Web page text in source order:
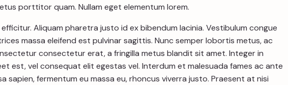
porttitor quam. Nullam eget elementum lorem.
Aliquam pharetra justo id ex bibendum lacinia. Vestibulum congue
massa eleifend est pulvinar sagittis. Nunc semper lobortis metus, ac
consectetur erat, a fringilla metus blandit sit amet. Integer in
est, vel consequat elit egestas vel. Interdum et malesuada fames ac ante
sapien, fermentum eu massa eu, rhoncus viverra justo. Praesent at nisi